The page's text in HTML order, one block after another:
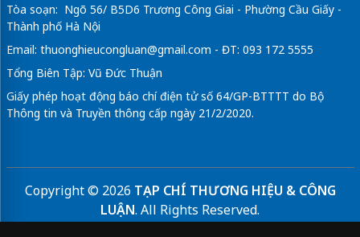
Tòa soạn: Ngõ 56/ B5D6 Trương Công Giai - Phường Cầu Giấy -
Thành phố Hà Nội
Email: thuonghieucongluan@gmail.com - ĐT: 093 172 5555
Tổng Biên Tập: Vũ Đức Thuận
Giấy phép hoạt động báo chí điện tử số 64/GP-BTTTT do Bộ
Thông tin và Truyền thông cấp ngày 21/2/2020.
Copyright © 2026 TẠP CHÍ THƯƠNG HIỆU & CÔNG
LUẬN. All Rights Reserved.